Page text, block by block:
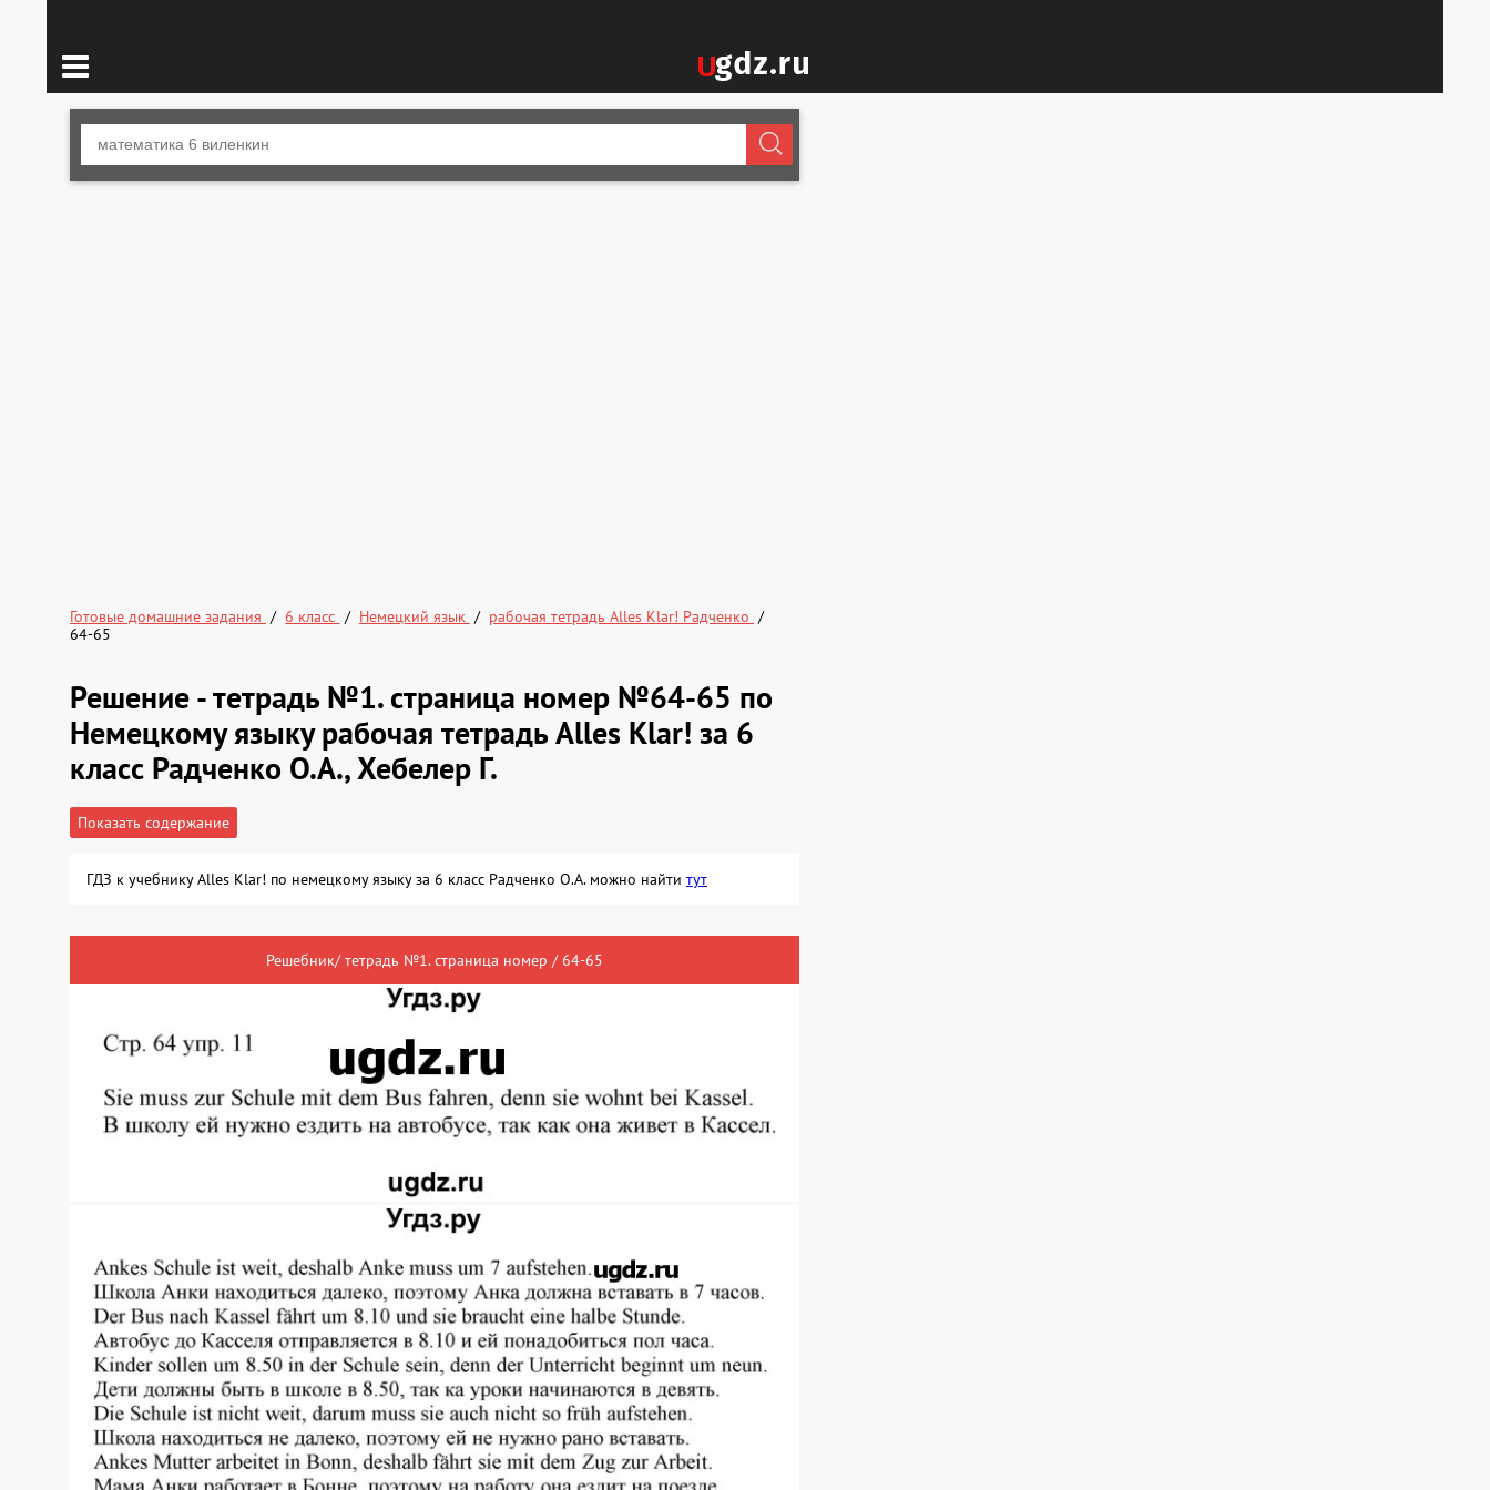
Готовые домашние задания 6 класс Немецкий язык
рабочая тетрадь Alles Klar! Радченко
64-65
Решение - тетрадь №1. страница номер №64-65 по
Немецкому языку рабочая тетрадь Alles Klar! за 6
класс Радченко О.А., Хебелер Г.
Показать содержание
ГДЗ к учебнику Alles Klar! по немецкому языку за 6 класс Радченко О.А. можно найти тут
Решебник/ тетрадь №1. страница номер / 64-65